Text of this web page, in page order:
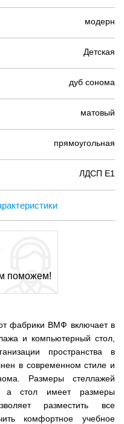
модерн
Детская
дуб сонома
матовый
прямоугольная
ЛДСП Е1
поможем!
фабрики ВМФ включает в
и компьютерный стол,
пространства в
в современном стиле и
Размеры стеллажей
а стол имеет размеры
разместить все
комфортное учебное